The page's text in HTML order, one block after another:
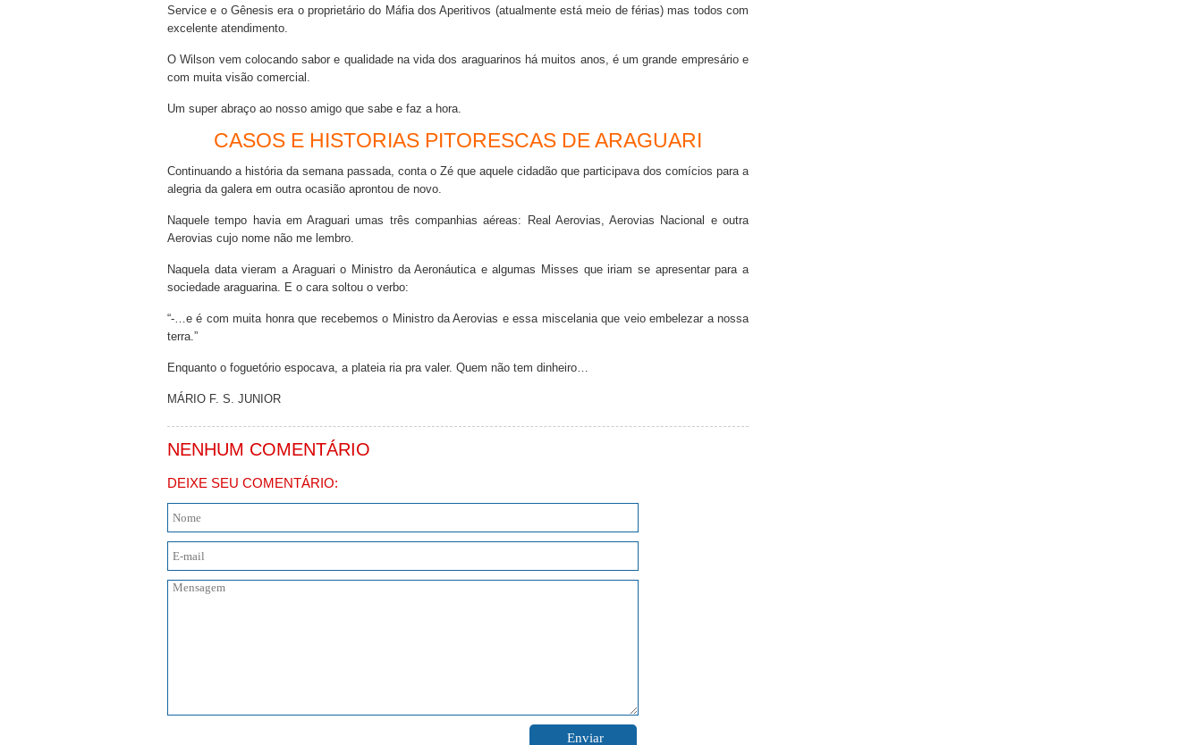
Service e o Gênesis era o proprietário do Máfia dos Aperitivos (atualmente está meio de férias) mas todos com
excelente atendimento.
O Wilson vem colocando sabor e qualidade na vida dos araguarinos há muitos anos, é um grande empresário e
com muita visão comercial.
Um super abraço ao nosso amigo que sabe e faz a hora.
CASOS E HISTORIAS PITORESCAS DE ARAGUARI
Continuando a história da semana passada, conta o Zé que aquele cidadão que participava dos comícios para a
alegria da galera em outra ocasião aprontou de novo.
Naquele tempo havia em Araguari umas três companhias aéreas: Real Aerovias, Aerovias Nacional e outra
Aerovias cujo nome não me lembro.
Naquela data vieram a Araguari o Ministro da Aeronáutica e algumas Misses que iriam se apresentar para a
sociedade araguarina. E o cara soltou o verbo:
“-…e é com muita honra que recebemos o Ministro da Aerovias e essa miscelania que veio embelezar a nossa
terra.”
Enquanto o foguetório espocava, a plateia ria pra valer. Quem não tem dinheiro…
MÁRIO F. S. JUNIOR
NENHUM COMENTÁRIO
DEIXE SEU COMENTÁRIO: